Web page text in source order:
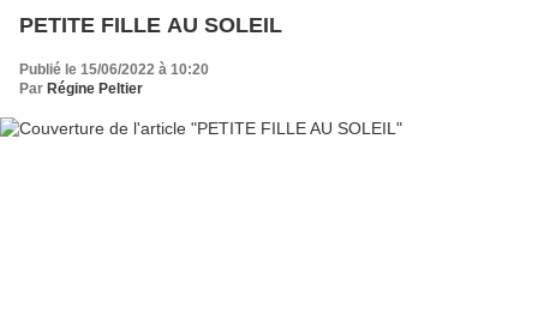
PETITE FILLE AU SOLEIL
Publié le 15/06/2022 à 10:20
Par Régine Peltier